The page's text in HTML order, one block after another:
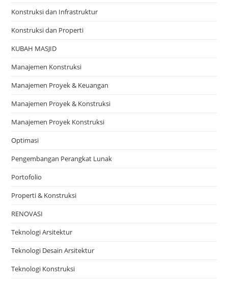
Konstruksi dan Infrastruktur
Konstruksi dan Properti
KUBAH MASJID
Manajemen Konstruksi
Manajemen Proyek & Keuangan
Manajemen Proyek & Konstruksi
Manajemen Proyek Konstruksi
Optimasi
Pengembangan Perangkat Lunak
Portofolio
Properti & Konstruksi
RENOVASI
Teknologi Arsitektur
Teknologi Desain Arsitektur
Teknologi Konstruksi